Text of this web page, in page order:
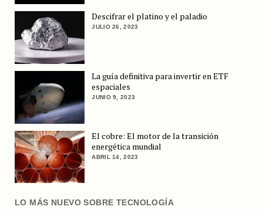
Descifrar el platino y el paladio
JULIO 26, 2023
La guía definitiva para invertir en ETF
espaciales
JUNIO 9, 2023
El cobre: El motor de la transición
energética mundial
ABRIL 14, 2023
LO MÁS NUEVO SOBRE TECNOLOGÍA